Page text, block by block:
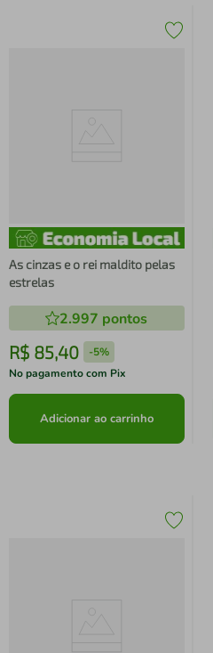
As cinzas e o rei maldito pelas
estrelas
2.997 pontos
R$ 85,40 -5%
No pagamento com Pix
Adicionar ao carrinho